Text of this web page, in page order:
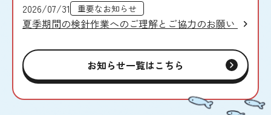
お知らせ一覧はこちら
2026/07/31 重要なお知らせ
夏季期間の検針作業へのご理解とご協力のお願い